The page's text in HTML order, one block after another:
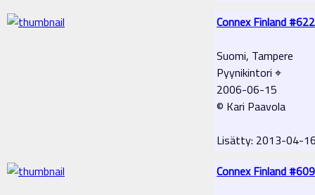
Connex Finland #622
Suomi, Tampere
Pyynikintori ⌖
2006-06-15
© Kari Paavola
Lisätty: 2013-04-
Connex Finland #609